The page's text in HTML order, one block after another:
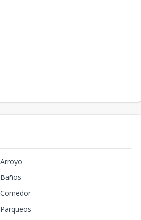
Arroyo
Baños
Comedor
Parqueos